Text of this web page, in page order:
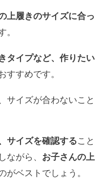
上履きのサイズに合っ
タイプなど、作りたい
すすめです。
サイズが合わないこと
サイズを確認すること
がら、 お子さんの上
がベストでしょう。